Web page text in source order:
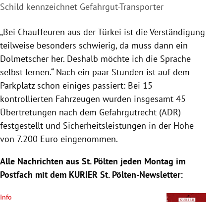
Schild kennzeichnet Gefahrgut-Transporter
„Bei Chauffeuren aus der Türkei ist die Verständigung
teilweise besonders schwierig, da muss dann ein
Dolmetscher her. Deshalb möchte ich die Sprache
selbst lernen.“ Nach ein paar Stunden ist auf dem
Parkplatz schon einiges passiert: Bei 15
kontrollierten Fahrzeugen wurden insgesamt 45
Übertretungen nach dem Gefahrgutrecht (ADR)
festgestellt und Sicherheitsleistungen in der Höhe
von 7.200 Euro eingenommen.
Alle Nachrichten aus St. Pölten jeden Montag im
Postfach mit dem KURIER St. Pölten-Newsletter:
Info